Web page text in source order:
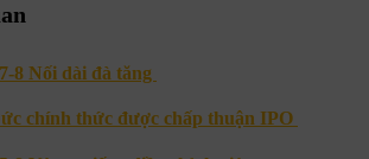
8 Nối dài đà tăng
chính thức được chấp thuận IPO